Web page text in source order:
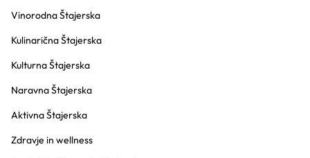
Vinorodna Štajerska
Kulinarična Štajerska
Kulturna Štajerska
Naravna Štajerska
Aktivna Štajerska
Zdravje in wellness